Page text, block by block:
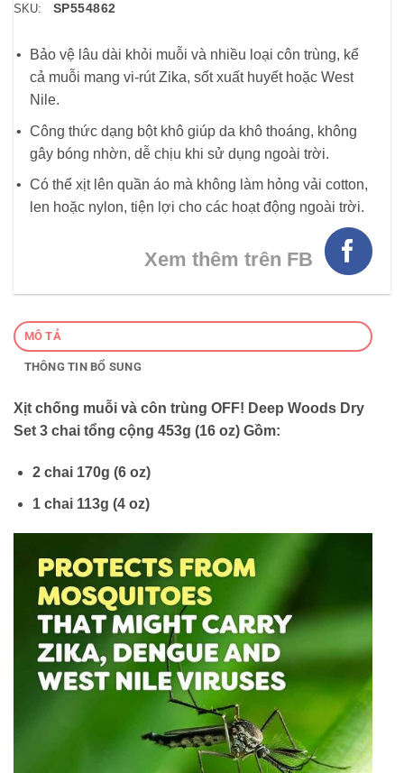
SKU: SP554862
Bảo vệ lâu dài khỏi muỗi và nhiều loại côn trùng, kể
cả muỗi mang vi-rút Zika, sốt xuất huyết hoặc West
Nile.
Công thức dạng bột khô giúp da khô thoáng, không
gây bóng nhờn, dễ chịu khi sử dụng ngoài trời.
Có thể xịt lên quần áo mà không làm hỏng vải cotton,
len hoặc nylon, tiện lợi cho các hoạt động ngoài trời.
Xem thêm trên FB
MÔ TẢ
THÔNG TIN BỔ SUNG
Xịt chống muỗi và côn trùng OFF! Deep Woods Dry
Set 3 chai tổng cộng 453g (16 oz) Gồm:
2 chai 170g (6 oz)
1 chai 113g (4 oz)